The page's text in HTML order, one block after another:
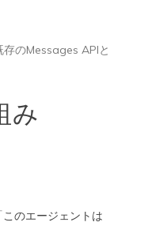
のMessages APIと
み
のエージェントは